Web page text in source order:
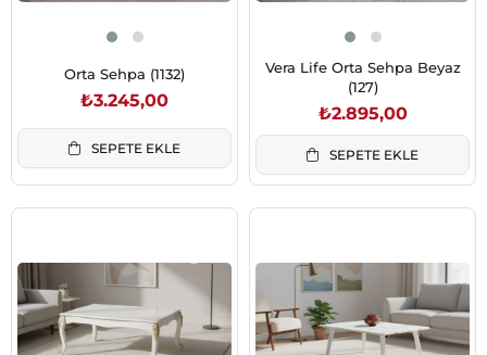
Orta Sehpa (1132)
₺3.245,00
SEPETE EKLE
Vera Life Orta Sehpa Beyaz
(127)
₺2.895,00
SEPETE EKLE